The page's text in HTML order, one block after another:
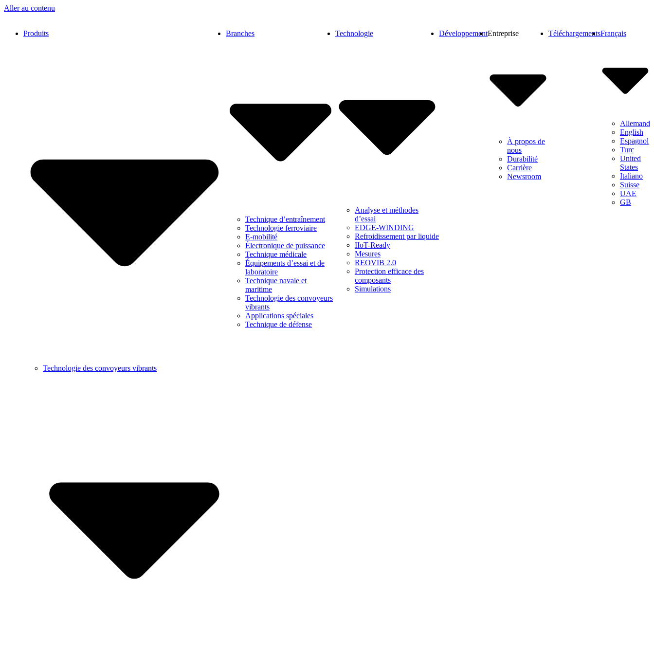
Aller au contenu
Produits
Technologie des convoyeurs vibrants
Branches
Technique d’entraînement
Technologie ferroviaire
E-mobilité
Électronique de puissance
Technique médicale
Équipements d’essai et de
laboratoire
Technique navale et
maritime
Technologie des convoyeurs
vibrants
Applications spéciales
Technique de défense
Technologie
Analyse et méthodes
d’essai
EDGE-WINDING
Refroidissement par liquide
IIoT-Ready
Mesures
REOVIB 2.0
Protection efficace des
composants
Simulations
DéveloppementEntreprise
À propos de
nous
Durabilité
Carrière
Newsroom
TéléchargementsFrançais
Allemand
English
Espagnol
Turc
United
States
Italiano
Suisse
UAE
GB